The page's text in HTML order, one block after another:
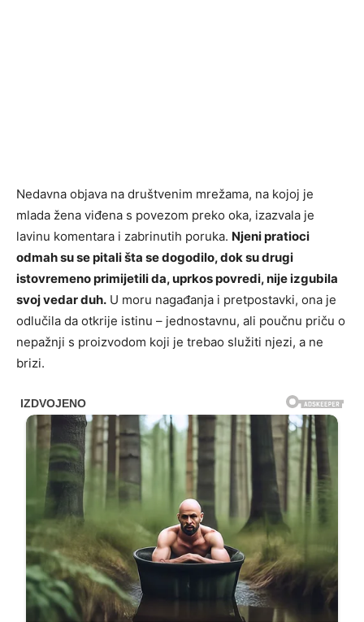
Nedavna objava na društvenim mrežama, na kojoj je
mlada žena viđena s povezom preko oka, izazvala je
lavinu komentara i zabrinutih poruka. Njeni pratioci
odmah su se pitali šta se dogodilo, dok su drugi
istovremeno primijetili da, uprkos povredi, nije izgubila
svoj vedar duh. U moru nagađanja i pretpostavki, ona je
odlučila da otkrije istinu – jednostavnu, ali poučnu priču o
nepažnji s proizvodom koji je trebao služiti njezi, a ne
brizi.